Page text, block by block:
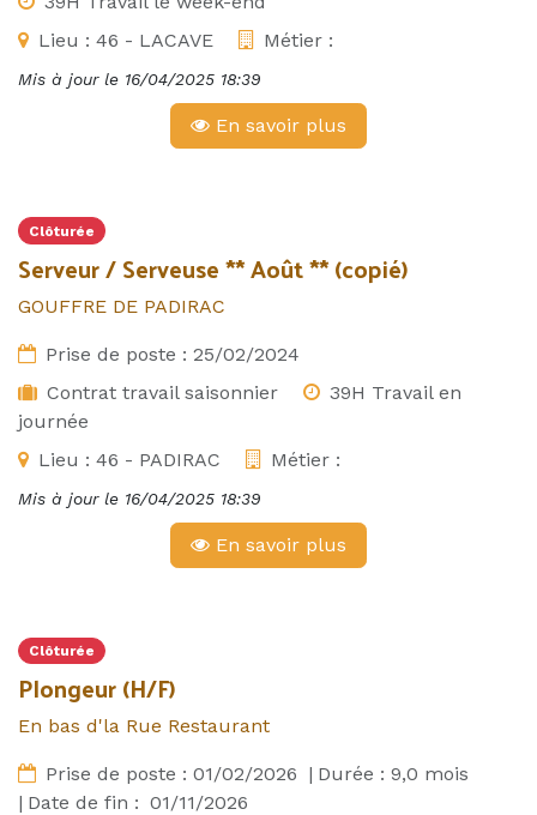
Lieu : 46 - LACAVE Métier :
Mis à jour le 16/04/2025 18:39
En savoir plus
Clôturée
Serveur / Serveuse ** Août ** (copié)
GOUFFRE DE PADIRAC
Prise de poste : 25/02/2024
Contrat travail saisonnier
39H Travail en
journée
Lieu : 46 - PADIRAC Métier :
Mis à jour le 16/04/2025 18:39
En savoir plus
Clôturée
Plongeur (H/F)
En bas d'la Rue Restaurant
Prise de poste : 01/02/2026 | Durée : 9,0 mois
| Date de fin : 01/11/2026